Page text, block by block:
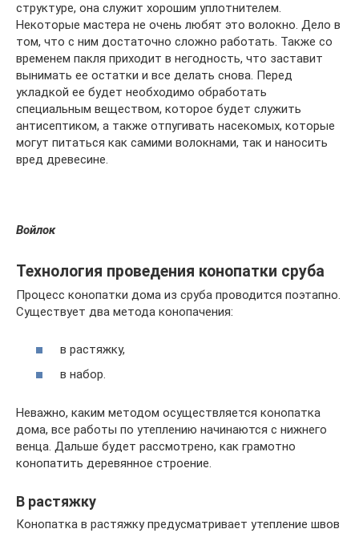
структуре, она служит хорошим уплотнителем.
Некоторые мастера не очень любят это волокно. Дело в
том, что с ним достаточно сложно работать. Также со
временем пакля приходит в негодность, что заставит
вынимать ее остатки и все делать снова. Перед
укладкой ее будет необходимо обработать
специальным веществом, которое будет служить
антисептиком, а также отпугивать насекомых, которые
могут питаться как самими волокнами, так и наносить
вред древесине.
Войлок
Технология проведения конопатки сруба
Процесс конопатки дома из сруба проводится поэтапно.
Существует два метода конопачения:
в растяжку,
в набор.
Неважно, каким методом осуществляется конопатка
дома, все работы по утеплению начинаются с нижнего
венца. Дальше будет рассмотрено, как грамотно
конопатить деревянное строение.
В растяжку
Конопатка в растяжку предусматривает утепление швов